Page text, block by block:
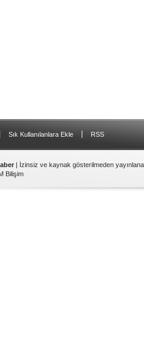
Sık Kullanılanlara Ekle RSS
| İzinsiz ve kaynak gösterilmeden
Bilişim